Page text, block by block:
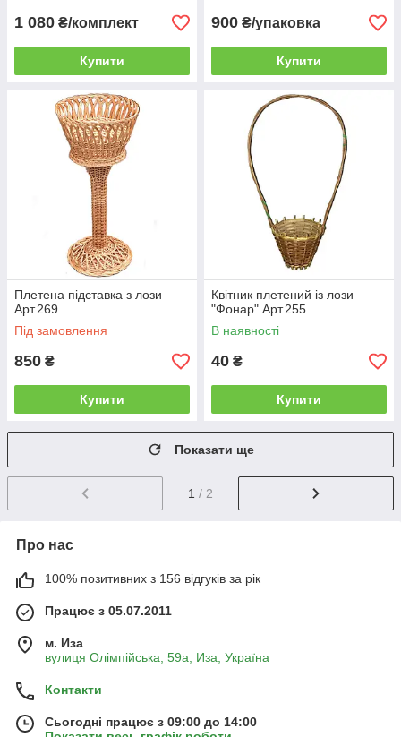
1 080 ₴/комплект
Купити
900 ₴/упаковка
Купити
Плетена підставка з лози
Арт.269
Під замовлення
850 ₴
Купити
Квітник плетений із лози
"Фонар" Арт.255
В наявності
40 ₴
Купити
Показати ще
1 / 2
Про нас
100% позитивних з 156 відгуків за рік
Працює з 05.07.2011
м. Иза
вулиця Олімпійська, 59а, Иза, Україна
Контакти
Сьогодні працює з 09:00 до 14:00